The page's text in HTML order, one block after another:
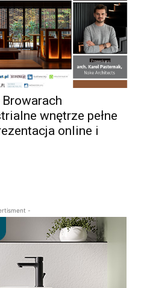
wnętrze pełne
online i
-